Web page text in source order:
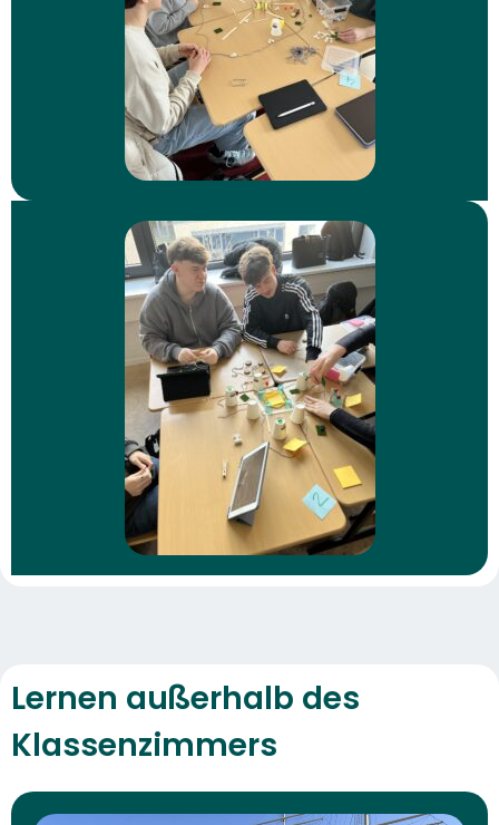
Lernen außerhalb des
Klassenzimmers